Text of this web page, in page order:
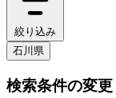
絞り込み
石川県
検索条件の変更